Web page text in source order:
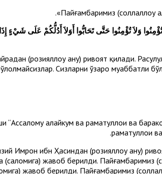
Пайғамбаримиз (соллаллоҳу
تُؤْمِنُوا حَتَّى تَحَابُّوا أَوَلاَ أَدُلُّكُمْ عَلَى شَيْءٍ إِذَا
(розияллоҳу анҳу) ривоят қилади.
Сизларни ўзаро муҳаббатли
“Ассалому алайкум ва раҳматуллоҳи ва
раҳматуллоҳи
Имрон ибн Ҳасиндан (розияллоҳу анҳу)
(саломига) жавоб берилди. Пайғамбаримиз
жавоб берилди. Пайғамбаримиз